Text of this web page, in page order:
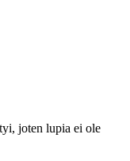
joten lupia ei ole